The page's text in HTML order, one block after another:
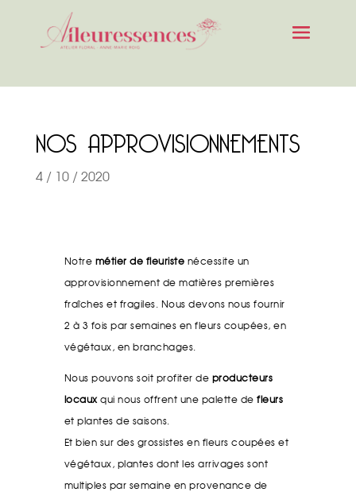
NOS APPROVISIONNEMENTS
4 / 10 / 2020
Notre métier de fleuriste nécessite un
approvisionnement de matières premières
fraîches et fragiles. Nous devons nous fournir
2 à 3 fois par semaines en fleurs coupées, en
végétaux, en branchages.
Nous pouvons soit profiter de producteurs
locauxqui nous offrent une palette defleurs
et plantes de saisons.
Et bien sur des grossistes en fleurs coupées et
végétaux, plantes dont les arrivages sont
multiples par semaine en provenance de